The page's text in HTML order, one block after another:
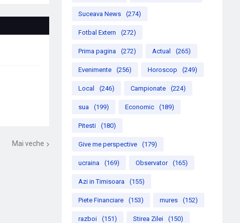
Mai veche
Suceava News (274)
Fotbal Extern (272)
Prima pagina (272) Actual (265)
Evenimente (256) Horoscop (249)
Local (246) Campionate (224)
sua (199) Economic (189)
Pitesti (180)
Give me perspective (179)
ucraina (169) Observator (165)
Azi in Timisoara (155)
Piete Financiare (153) mures (152)
razboi (151) Stirea Zilei (150)